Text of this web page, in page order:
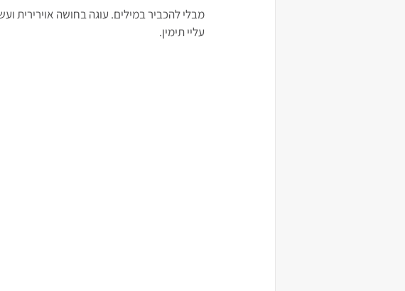
מבלי להכביר במילים. עוגה בחושה אוירירית
עליי תימין.